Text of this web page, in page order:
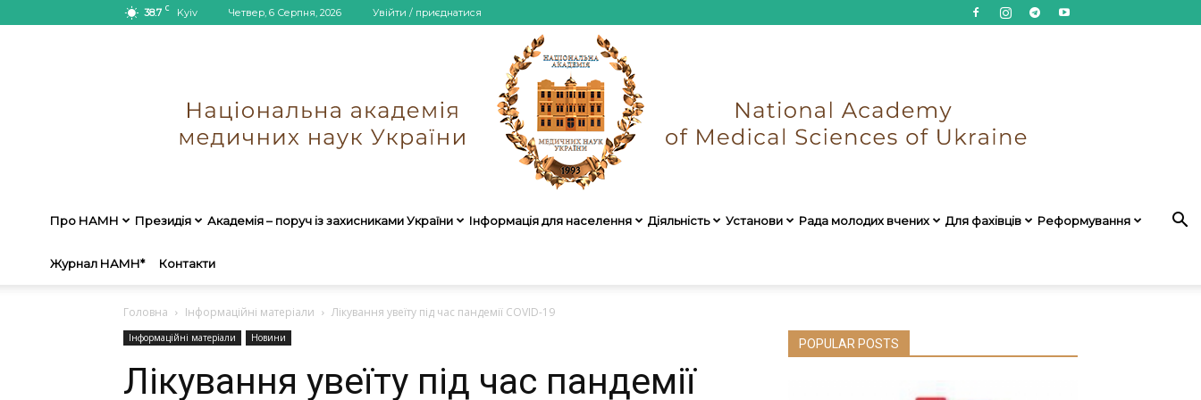
38.7 C Kyiv Четвер, 6 Серпня, 2026 Увійти / приєднатися
України
Про НАМН Президія Академія – поруч із захисниками України Інформація для населення Діяльність Установи Рада молодих вчених Для фахівців Реформування
Журнал НАМН* Контакти
Головна Інформаційні матеріали Лікування увеїту під час пандемії COVID-19
Інформаційні матеріали Новини
Лікування увеїту під час пандемії
POPULAR POSTS